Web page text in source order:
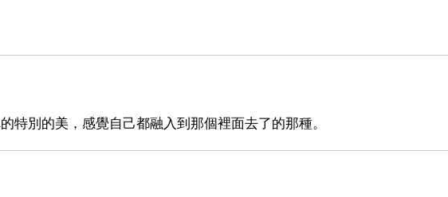
特別的美，感覺自己都融入到那個裡面去了的那種。